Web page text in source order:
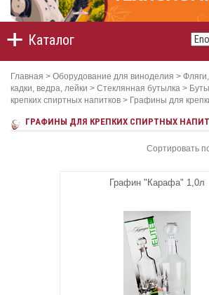
Каталог
Главная > Оборудование для виноделия >
кадки, ведра, лейки > Стеклянная бутылка >
крепких спиртных напитков > Графины для
ГРАФИНЫ ДЛЯ КРЕПКИХ СПИРТНЫХ
Сортировать
Графин "Карафа" 1,0л